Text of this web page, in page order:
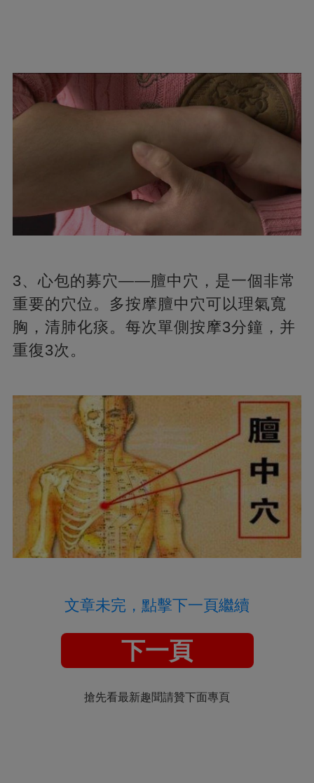
3、心包的募穴——膻中穴，是一個非常
重要的穴位。多按摩膻中穴可以理氣寬
胸，清肺化痰。每次單側按摩3分鐘，并
重復3次。
文章未完，點擊下一頁繼續
下一頁
搶先看最新趣聞請贊下面專頁